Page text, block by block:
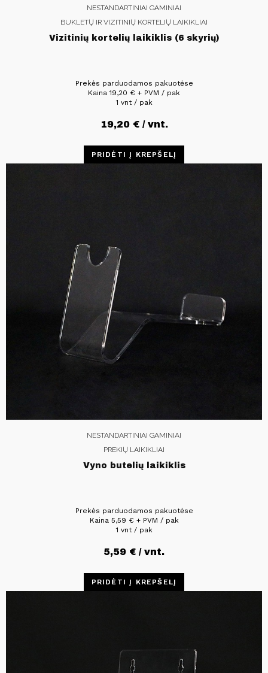
NESTANDARTINIAI GAMINIAI
BUKLETŲ IR VIZITINIŲ KORTELIŲ LAIKIKLIAI
Vizitinių kortelių laikiklis (6 skyrių)
Prekės parduodamos pakuotėse
Kaina19,20 € + PVM / pak
1 vnt / pak
19,20 €/ vnt.
PRIDĖTI Į KREPŠELĮ
NESTANDARTINIAI GAMINIAI
PREKIŲ LAIKIKLIAI
Vyno butelių laikiklis
Prekės parduodamos pakuotėse
Kaina 5,59 €+ PVM / pak
1 vnt / pak
5,59 € / vnt.
PRIDĖTI Į KREPŠELĮ